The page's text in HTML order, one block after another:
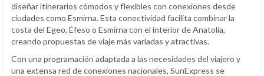
diseñar itinerarios cómodos y flexibles con conexiones desde
ciudades como Esmirna. Esta conectividad facilita combinar la
costa del Egeo, Éfeso o Esmirna con el interior de Anatolia,
creando propuestas de viaje más variadas y atractivas.
Con una programación adaptada a las necesidades del viajero y
una extensa red de conexiones nacionales, SunExpress se